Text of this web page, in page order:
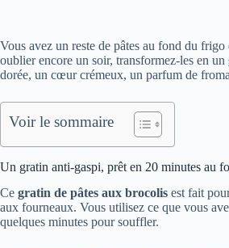
Vous avez un reste de pâtes au fond du
oublier encore un soir, transformez-les en un
dorée, un cœur crémeux, un parfum de
Voir le sommaire
Un gratin anti-gaspi, prêt en 20 minutes au
Ce gratin de pâtes aux brocolis est fait
aux fourneaux. Vous utilisez ce que vous
quelques minutes pour souffler.